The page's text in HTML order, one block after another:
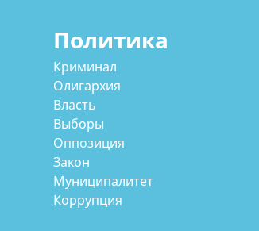
Политика
Криминал
Олигархия
Власть
Выборы
Оппозиция
Закон
Муниципалитет
Коррупция